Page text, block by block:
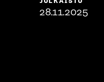
28.11.2025